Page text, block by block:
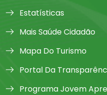
Estatísticas
Mais Saúde Cidadão
Mapa Do Turismo
Portal Da
Programa Jovem